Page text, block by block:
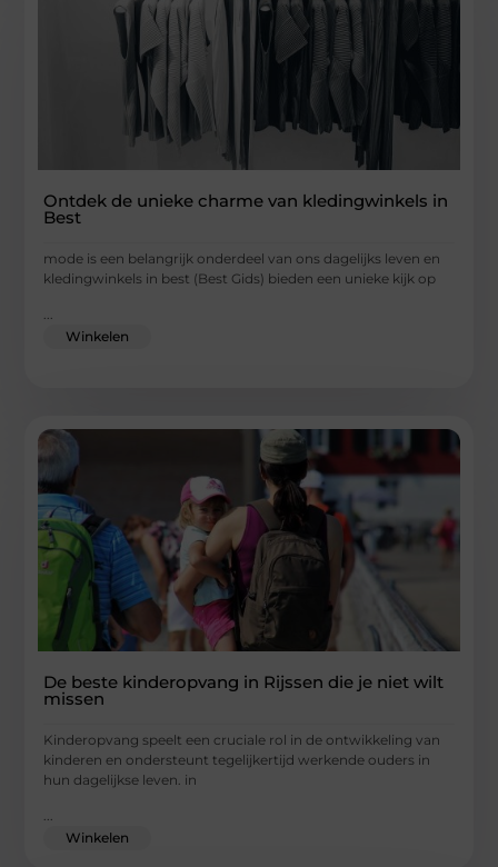
Ontdek de unieke charme van kledingwinkels in
Best
mode is een belangrijk onderdeel van ons dagelijks leven en
kledingwinkels in best (Best Gids) bieden een unieke kijk op
...
Winkelen
De beste kinderopvang in Rijssen die je niet wilt
missen
Kinderopvang speelt een cruciale rol in de ontwikkeling van
kinderen en ondersteunt tegelijkertijd werkende ouders in
hun dagelijkse leven. in
...
Winkelen